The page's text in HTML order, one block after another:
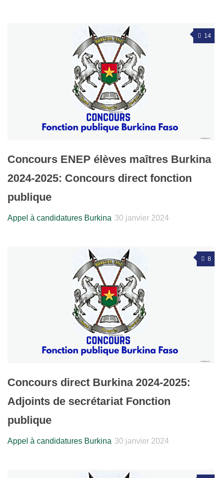
14
Concours ENEP élèves maîtres Burkina
2024-2025: Concours direct fonction
publique
Appel à candidatures Burkina 30 janvier 2024
8
Concours direct Burkina 2024-2025:
Adjoints de secrétariat Fonction
publique
Appel à candidatures Burkina 30 janvier 2024